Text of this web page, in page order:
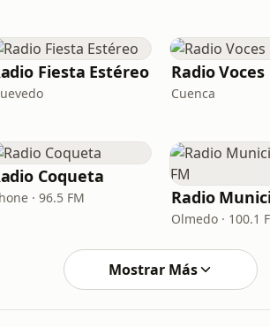
Fiesta Estéreo Radio
Cuenca
Coqueta
· 96.5 FM
Olmedo · 100.1
Mostrar Más